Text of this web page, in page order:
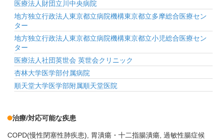
医療法人財団立川中央病院
地方独立行政法人東京都立病院機構東京都立多摩総合医療セン
ター
地方独立行政法人東京都立病院機構東京都立小児総合医療セン
ター
医療法人社団英世会 英世会クリニック
杏林大学医学部付属病院
順天堂大学医学部附属順天堂医院
治療/対応可能な疾患
COPD(慢性閉塞性肺疾患) 胃潰瘍・十二指腸潰瘍 過敏性腸症候